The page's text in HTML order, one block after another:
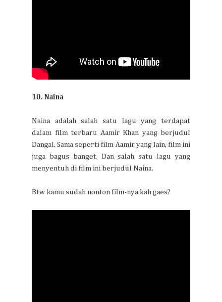
10. Naina
Naina adalah salah satu lagu yang terdapat
dalam film terbaru Aamir Khan yang berjudul
Dangal. Sama seperti film Aamir yang lain, film ini
juga bagus banget. Dan salah satu lagu yang
menyentuh di film ini berjudul Naina.
Btw kamu sudah nonton film-nya kah gaes?